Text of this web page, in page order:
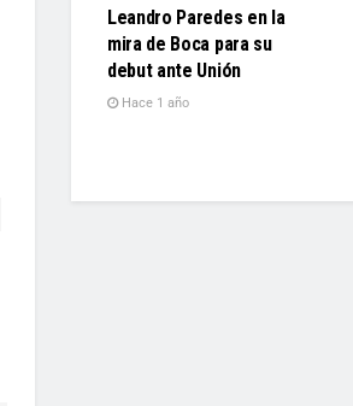
Leandro Paredes en la
mira de Boca para su
debut ante Unión
Hace 1 año